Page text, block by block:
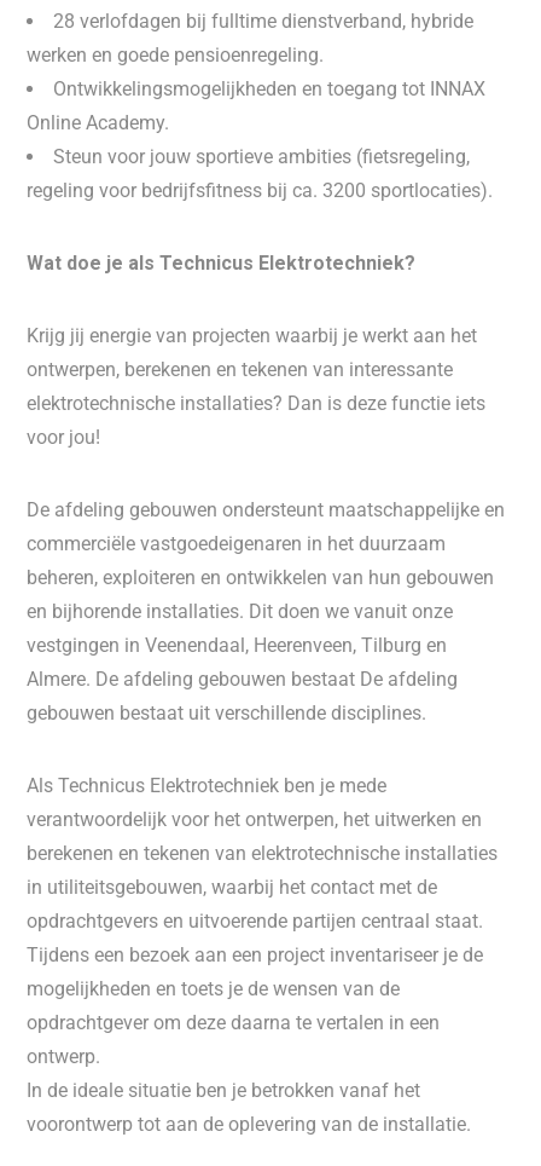
28 verlofdagen bij fulltime dienstverband, hybride
werken en goede pensioenregeling.
Ontwikkelingsmogelijkheden en toegang tot INNAX
Online Academy.
Steun voor jouw sportieve ambities (fietsregeling,
regeling voor bedrijfsfitness bij ca. 3200 sportlocaties).
Wat doe je als Technicus Elektrotechniek?
Krijg jij energie van projecten waarbij je werkt aan het
ontwerpen, berekenen en tekenen van interessante
elektrotechnische installaties? Dan is deze functie iets
voor jou!
De afdeling gebouwen ondersteunt maatschappelijke en
commerciële vastgoedeigenaren in het duurzaam
beheren, exploiteren en ontwikkelen van hun gebouwen
en bijhorende installaties. Dit doen we vanuit onze
vestgingen in Veenendaal, Heerenveen, Tilburg en
Almere. De afdeling gebouwen bestaat De afdeling
gebouwen bestaat uit verschillende disciplines.
Als Technicus Elektrotechniek ben je mede
verantwoordelijk voor het ontwerpen, het uitwerken en
berekenen en tekenen van elektrotechnische installaties
in utiliteitsgebouwen, waarbij het contact met de
opdrachtgevers en uitvoerende partijen centraal staat.
Tijdens een bezoek aan een project inventariseer je de
mogelijkheden en toets je de wensen van de
opdrachtgever om deze daarna te vertalen in een
ontwerp.
In de ideale situatie ben je betrokken vanaf het
voorontwerp tot aan de oplevering van de installatie.